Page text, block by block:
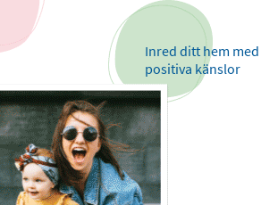
Inred ditt hem med
positiva känslor